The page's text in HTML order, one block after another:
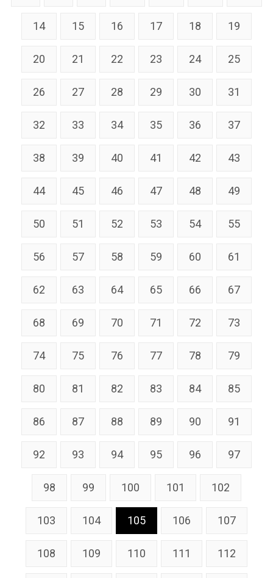
14 15 16 17 18 19
20 21 22 23 24 25
26 27 28 29 30 31
32 33 34 35 36 37
38 39 40 41 42 43
44 45 46 47 48 49
50 51 52 53 54 55
56 57 58 59 60 61
62 63 64 65 66 67
68 69 70 71 72 73
74 75 76 77 78 79
80 81 82 83 84 85
86 87 88 89 90 91
92 93 94 95 96 97
98 99 100 101 102
103 104 105 106 107
108 109 110 111 112